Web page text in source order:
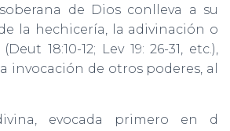
de Dios conlleva a su
la hechicería, la adivinación o
18:10-12; Lev 19: 26-31, etc.),
invocación de otros poderes, al
evocada primero en d